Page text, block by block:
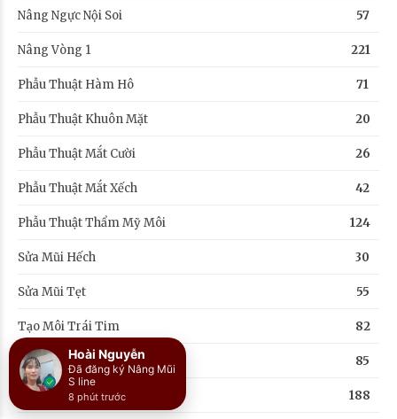
Nâng Ngực Nội Soi 57
Nâng Vòng 1 221
Phẫu Thuật Hàm Hô 71
Phẫu Thuật Khuôn Mặt 20
Phẫu Thuật Mắt Cười 26
Phẫu Thuật Mắt Xếch 42
Phẫu Thuật Thẩm Mỹ Môi 124
Sửa Mũi Hếch 30
Sửa Mũi Tẹt 55
Tạo Môi Trái Tim 82
Thẩm Mỹ Mắt 85
Thẩm Mỹ Vùng Kín 188